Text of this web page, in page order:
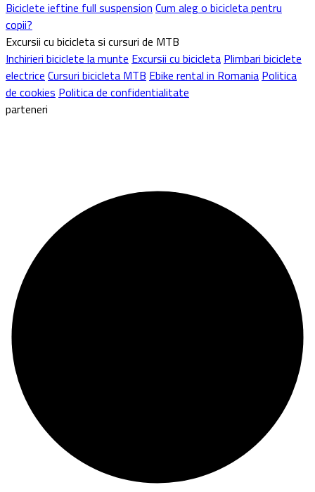
Noutati
Teste
Unboxing
Biciclete